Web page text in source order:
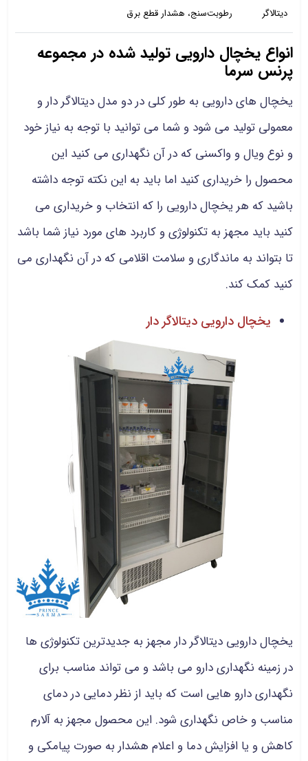
دیتالاگر
رطوبت‌سنج، هشدار قطع برق
انواع یخچال دارویی تولید شده در مجموعه
پرنس سرما
یخچال های دارویی به طور کلی در دو مدل دیتالاگر دار و
معمولی تولید می شود و شما می توانید با توجه به نیاز خود
و نوع ویال و واکسنی که در آن نگهداری می کنید این
محصول را خریداری کنید اما باید به این نکته توجه داشته
باشید که هر یخچال دارویی را که انتخاب و خریداری می
کنید باید مجهز به تکنولوژی و کاربرد های مورد نیاز شما باشد
تا بتواند به ماندگاری و سلامت اقلامی که در آن نگهداری می
کنید کمک کند.
یخچال دارویی دیتالاگر دار
یخچال دارویی دیتالاگر دار مجهز به جدیدترین تکنولوژی ها
در زمینه نگهداری دارو می باشد و می تواند مناسب برای
نگهداری دارو هایی است که باید از نظر دمایی در دمای
مناسب و خاص نگهداری شود. این محصول مجهز به آلارم
کاهش و یا افزایش دما و اعلام هشدار به صورت پیامکی و